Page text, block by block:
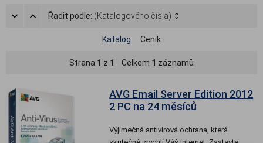
Řadit podle: (Katalogového čísla)
Katalog Ceník
Strana 1 z 1 Celkem 1 záznamů
AVG Email Server Edition 2012
2 PC na 24 měsíců
Výjimečná antivirová ochrana, která